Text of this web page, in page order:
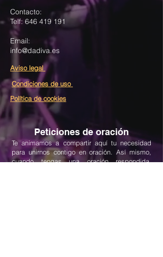
Contacto:
Telf: 646 419 191
Email:
info@dadiva.es
Aviso legal
Condiciones de uso
Política de cookies
Peticiones de oración
Te animamos a compartir aquí tu necesidad
para unirnos contigo en oración. Así mismo,
cuando tengas una oración respondida,